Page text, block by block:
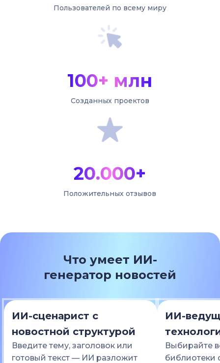
Пользователей по всему миру
100+ млн
Созданных проектов
20.000+
Положительных отзывов
Что умеет ИИ-
генератор новостей
ИИ-сценарист с
новостной структурой
Введите тему, заголовок или
готовый текст — ИИ разложит
ИИ-
Выбирайте
библиотеки